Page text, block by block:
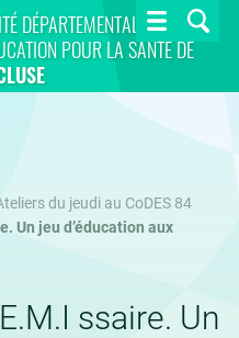
DÉPARTEMENTAL
POUR LA SANTÉ DE
du jeudi au CoDES 84
Un jeu d’éducation aux
ssaire. Un